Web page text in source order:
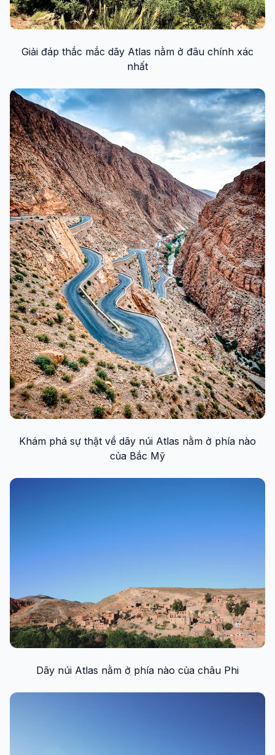
Giải đáp thắc mắc dãy Atlas nằm ở đâu chính xác
nhất
Khám phá sự thật về dãy núi Atlas nằm ở phía nào
của Bắc Mỹ
Dãy núi Atlas nằm ở phía nào của châu Phi